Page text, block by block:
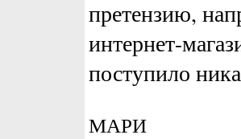
претензию,
интернет-
поступило
МАРИ